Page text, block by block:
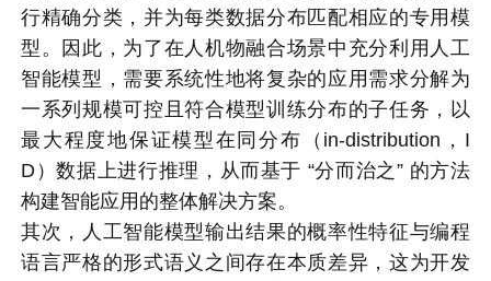
行精确分类，并为每类数据分布匹配相应的专用模
型。因此，为了在人机物融合场景中充分利用人工
智能模型，需要系统性地将复杂的应用需求分解为
一系列规模可控且符合模型训练分布的子任务，以
最大程度地保证模型在同分布（in-distribution，I
D）数据上进行推理，从而基于 “分而治之” 的方法
构建智能应用的整体解决方案。
其次，人工智能模型输出结果的概率性特征与编程
语言严格的形式语义之间存在本质差异，这为开发